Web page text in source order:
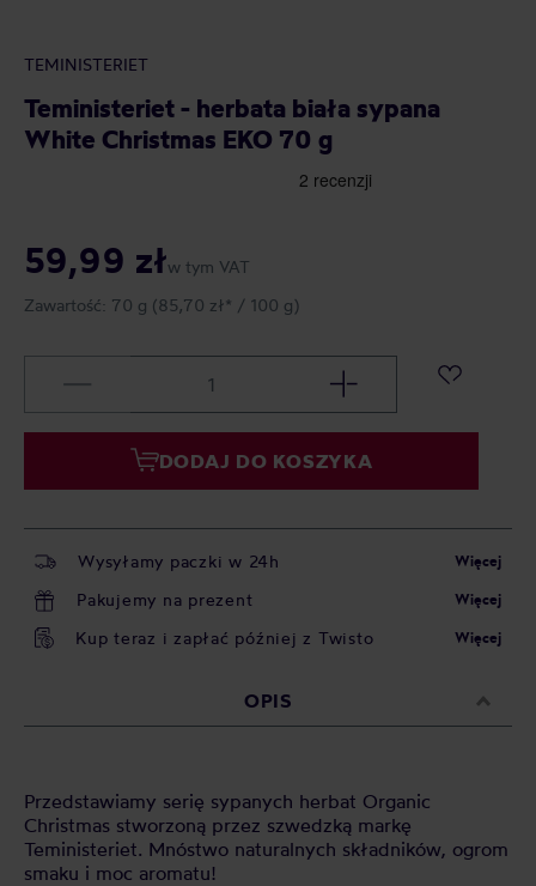
TEMINISTERIET
Teministeriet - herbata biała sypana
White Christmas EKO 70 g
59,99 złw tym VAT
Zawartość: 70 g (85,70 zł* / 100 g)
DODAJ DO KOSZYKA
Wysyłamy paczki w 24h Więcej
Pakujemy na prezent Więcej
Kup teraz i zapłać później z Twisto Więcej
OPIS
Przedstawiamy serię sypanych herbat Organic
Christmas stworzoną przez szwedzką markę
Teministeriet. Mnóstwo naturalnych składników, ogrom
smaku i moc aromatu!